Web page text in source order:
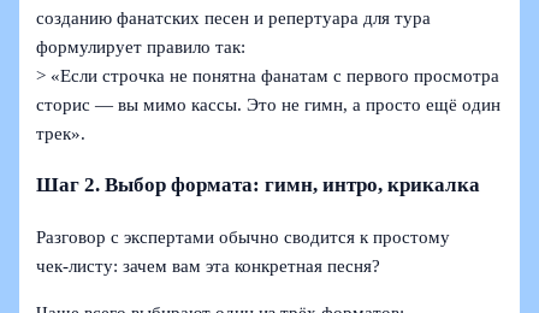
созданию фанатских песен и репертуара для тура
формулирует правило так:
> «Если строчка не понятна фанатам с первого просмотра
сторис — вы мимо кассы. Это не гимн, а просто ещё один
трек».
Шаг 2. Выбор формата: гимн, интро, крикалка
Разговор с экспертами обычно сводится к простому
чек‑листу: зачем вам эта конкретная песня?